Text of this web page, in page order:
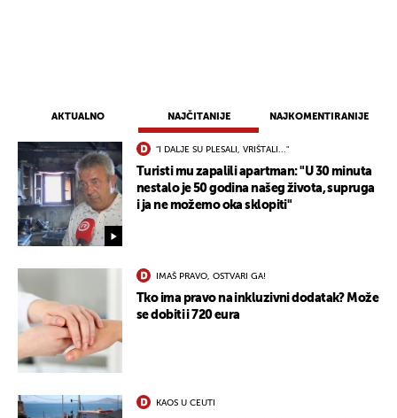
AKTUALNO NAJČITANIJE NAJKOMENTIRANIJE
"I DALJE SU PLESALI, VRIŠTALI..."
Turisti mu zapalili apartman: "U 30 minuta
nestalo je 50 godina našeg života, supruga
i ja ne možemo oka sklopiti"
IMAŠ PRAVO, OSTVARI GA!
Tko ima pravo na inkluzivni dodatak? Može
se dobiti i 720 eura
KAOS U CEUTI